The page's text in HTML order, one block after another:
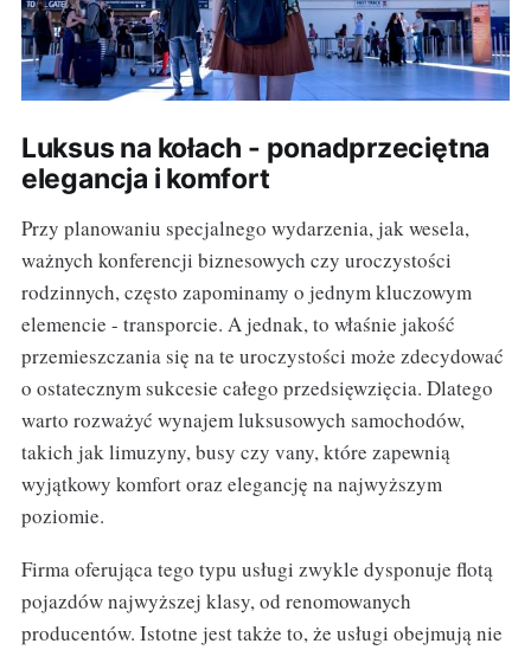
Luksus na kołach - ponadprzeciętna
elegancja i komfort
Przy planowaniu specjalnego wydarzenia, jak wesela,
ważnych konferencji biznesowych czy uroczystości
rodzinnych, często zapominamy o jednym kluczowym
elemencie - transporcie. A jednak, to właśnie jakość
przemieszczania się na te uroczystości może zdecydować
o ostatecznym sukcesie całego przedsięwzięcia. Dlatego
warto rozważyć wynajem luksusowych samochodów,
takich jak limuzyny, busy czy vany, które zapewnią
wyjątkowy komfort oraz elegancję na najwyższym
poziomie.
Firma oferująca tego typu usługi zwykle dysponuje flotą
pojazdów najwyższej klasy, od renomowanych
producentów. Istotne jest także to, że usługi obejmują nie